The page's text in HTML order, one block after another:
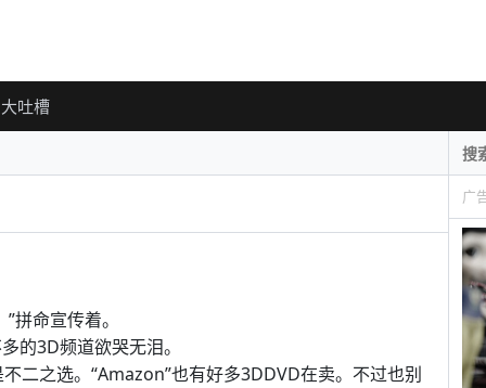
大吐槽
拼命宣传着。
的3D频道欲哭无泪。
二之选。“Amazon”也有好多3DDVD在卖。不过也别
广